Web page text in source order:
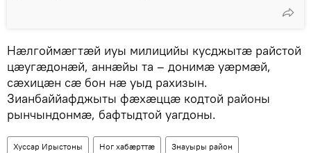
Нӕлгоймӕгтӕй иуы милицийы кусджытӕ райстой
цӕугӕдонӕй, аннӕйы та – донимӕ уӕрмӕй,
сӕхицӕн сӕ бон нӕ уыд рахизын.
Зианбаййафджыты фӕхӕццӕ кодтой районы
рынчындонмӕ, бафтыдтой уагдоны.
Хуссар Ирыстоны Ног хабӕрттӕ Знауыры район